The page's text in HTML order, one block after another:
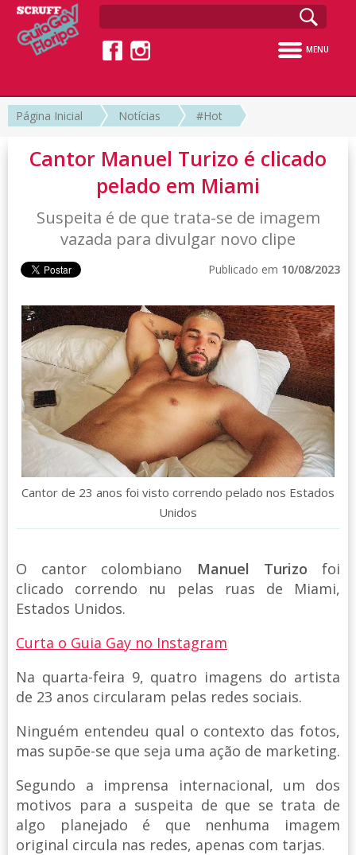
MENU
Página Inicial Notícias #Hot
Cantor Manuel Turizo é clicado
pelado em Miami
Suspeita é de que trata-se de imagem
vazada para divulgar novo clipe
Publicado em 10/08/2023
Cantor de 23 anos foi visto correndo pelado nos Estados
Unidos
O cantor colombiano Manuel Turizo foi
clicado correndo nu pelas ruas de Miami,
Estados Unidos.
Curta o Guia Gay no Instagram
Na quarta-feira 9, quatro imagens do artista
de 23 anos circularam pelas redes sociais.
Ninguém entendeu qual o contexto das fotos,
mas supõe-se que seja uma ação de marketing.
Segundo a imprensa internacional, um dos
motivos para a suspeita de que se trata de
algo planejado é que nenhuma imagem
original circula nas redes, apenas com tarjas.